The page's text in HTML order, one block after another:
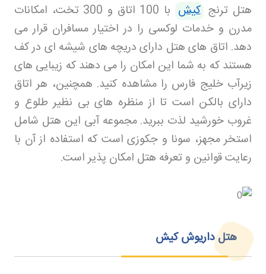
هتل ترنج کیش
با 100 اتاق و 300 تخت، امکانات
مدرن و خدمات لوکسی را در اختیار مسافران قرار می
دهد. اتاق های هتل دارای دریچه های شیشه ای در کف
هستند که به شما این امکان را می دهند که زیبایی های
زیرآب خلیج فارس را مشاهده کنید. همچنین، هر اتاق
دارای بالکن است تا از منظره های بی نظیر طلوع و
غروب خورشید لذت ببرید. مجموعه آبی این هتل شامل
استخر مجهز، سونا و جکوزی است که استفاده از آن با
رعایت قوانین و تعرفه هتل امکان پذیر است.
هتل داریوش کیش